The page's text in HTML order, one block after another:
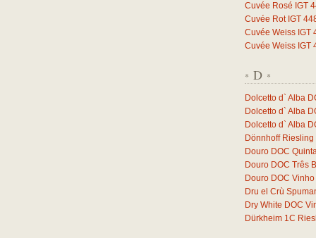
Cuvée Rosé IGT
Cuvée Rot IGT
Cuvée Weiss IGT
Cuvée Weiss IGT
* D *
Dolcetto d` Alba
Dolcetto d` Alba
Dolcetto d` Alba
Dönnhoff
Douro DOC
Douro DOC Três
Douro DOC
Dru el Crù
Dry White DOC
Dürkheim 1C